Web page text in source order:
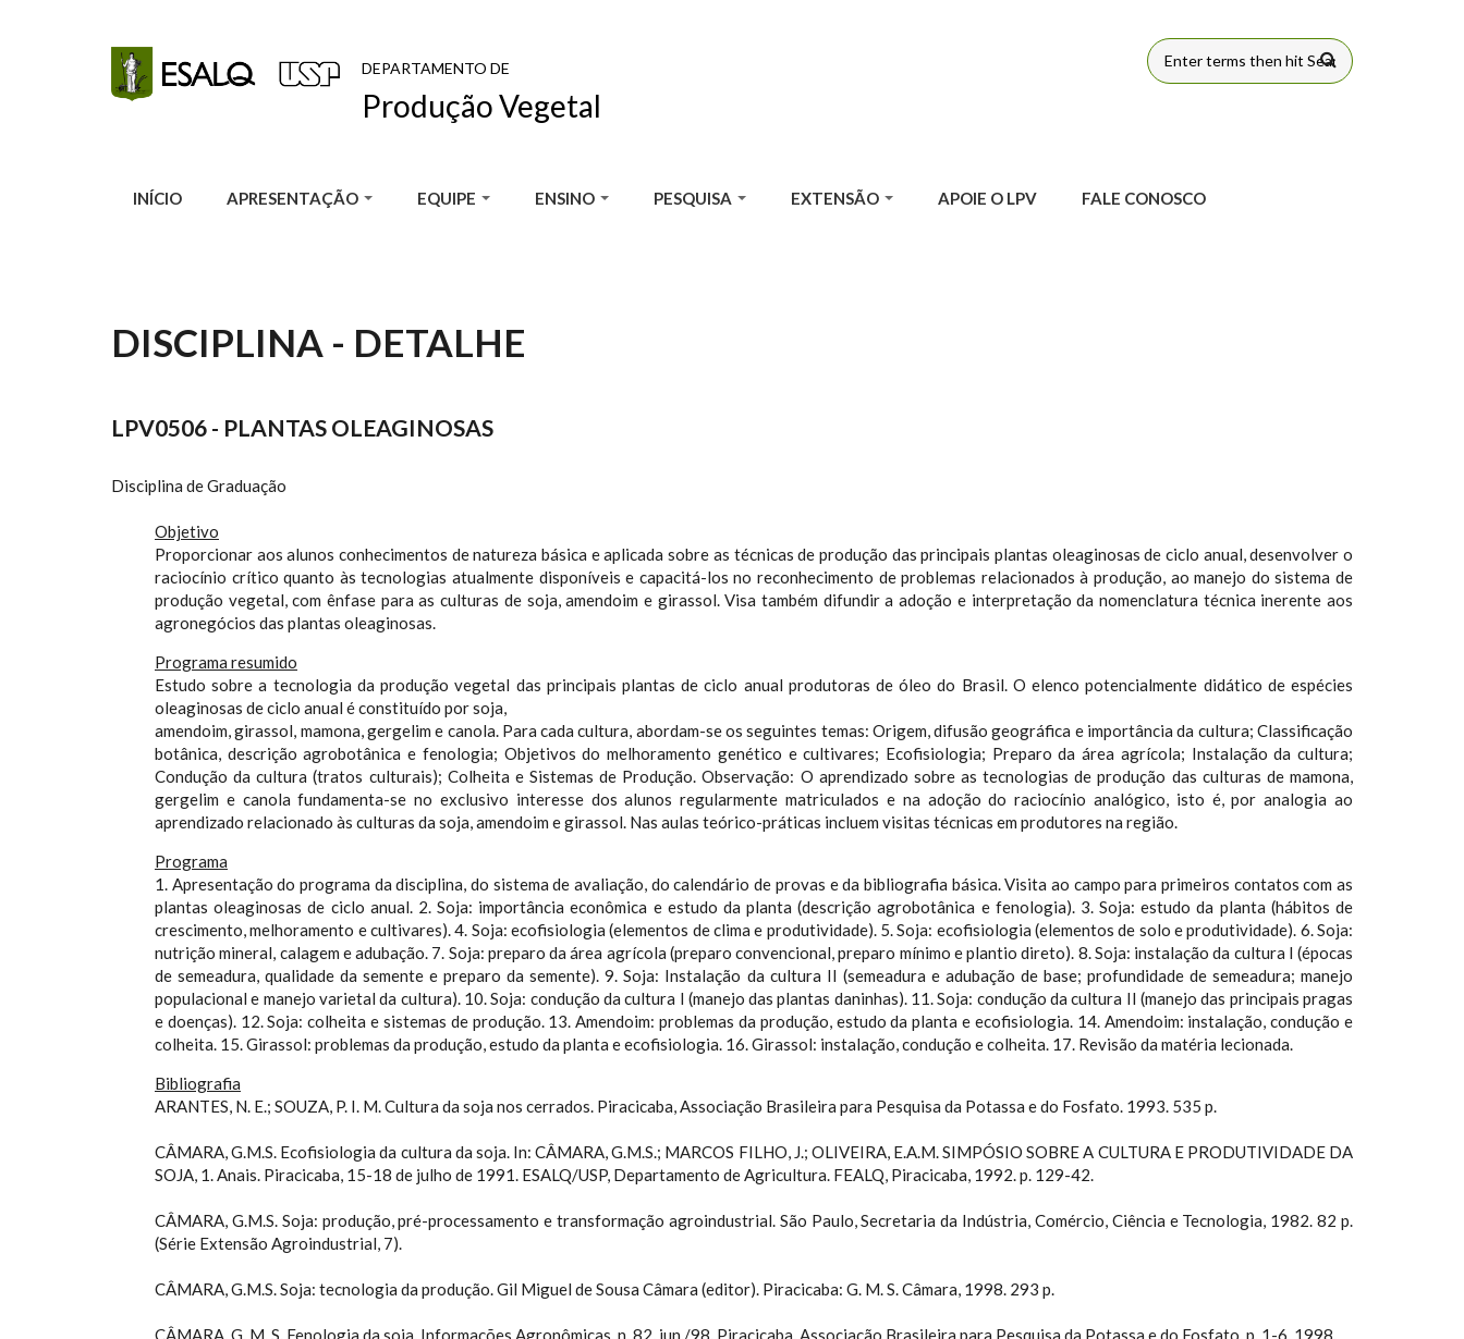
DEPARTAMENTO DE
Produção Vegetal
FORMULÁRIO
INÍCIO APRESENTAÇÃO EQUIPE ENSINO PESQUISA EXTENSÃO APOIE O LPV FALE CONOSCO
DISCIPLINA - DETALHE
LPV0506 - PLANTAS OLEAGINOSAS
Disciplina de Graduação
Objetivo
Proporcionar aos alunos conhecimentos de natureza básica e aplicada sobre as técnicas de produção das principais plantas oleaginosas de ciclo anual, desenvolver o
raciocínio crítico quanto às tecnologias atualmente disponíveis e capacitá-los no reconhecimento de problemas relacionados à produção, ao manejo do sistema de
produção vegetal, com ênfase para as culturas de soja, amendoim e girassol. Visa também difundir a adoção e interpretação da nomenclatura técnica inerente aos
agronegócios das plantas oleaginosas.
Programa resumido
Estudo sobre a tecnologia da produção vegetal das principais plantas de ciclo anual produtoras de óleo do Brasil. O elenco potencialmente didático de espécies
oleaginosas de ciclo anual é constituído por soja,
amendoim, girassol, mamona, gergelim e canola. Para cada cultura, abordam-se os seguintes temas: Origem, difusão geográfica e importância da cultura; Classificação
botânica, descrição agrobotânica e fenologia; Objetivos do melhoramento genético e cultivares; Ecofisiologia; Preparo da área agrícola; Instalação da cultura;
Condução da cultura (tratos culturais); Colheita e Sistemas de Produção. Observação: O aprendizado sobre as tecnologias de produção das culturas de mamona,
gergelim e canola fundamenta-se no exclusivo interesse dos alunos regularmente matriculados e na adoção do raciocínio analógico, isto é, por analogia ao
aprendizado relacionado às culturas da soja, amendoim e girassol. Nas aulas teórico-práticas incluem visitas técnicas em produtores na região.
Programa
1. Apresentação do programa da disciplina, do sistema de avaliação, do calendário de provas e da bibliografia básica. Visita ao campo para primeiros contatos com as
plantas oleaginosas de ciclo anual. 2. Soja: importância econômica e estudo da planta (descrição agrobotânica e fenologia). 3. Soja: estudo da planta (hábitos de
crescimento, melhoramento e cultivares). 4. Soja: ecofisiologia (elementos de clima e produtividade). 5. Soja: ecofisiologia (elementos de solo e produtividade). 6. Soja:
nutrição mineral, calagem e adubação. 7. Soja: preparo da área agrícola (preparo convencional, preparo mínimo e plantio direto). 8. Soja: instalação da cultura I (épocas
de semeadura, qualidade da semente e preparo da semente). 9. Soja: Instalação da cultura II (semeadura e adubação de base; profundidade de semeadura; manejo
populacional e manejo varietal da cultura). 10. Soja: condução da cultura I (manejo das plantas daninhas). 11. Soja: condução da cultura II (manejo das principais pragas
e doenças). 12. Soja: colheita e sistemas de produção. 13. Amendoim: problemas da produção, estudo da planta e ecofisiologia. 14. Amendoim: instalação, condução e
colheita. 15. Girassol: problemas da produção, estudo da planta e ecofisiologia. 16. Girassol: instalação, condução e colheita. 17. Revisão da matéria lecionada.
Bibliografia
ARANTES, N. E.; SOUZA, P. I. M. Cultura da soja nos cerrados. Piracicaba, Associação Brasileira para Pesquisa da Potassa e do Fosfato. 1993. 535 p.
CÂMARA, G.M.S. Ecofisiologia da cultura da soja. In: CÂMARA, G.M.S.; MARCOS FILHO, J.; OLIVEIRA, E.A.M. SIMPÓSIO SOBRE A CULTURA E PRODUTIVIDADE DA
SOJA, 1. Anais. Piracicaba, 15-18 de julho de 1991. ESALQ/USP, Departamento de Agricultura. FEALQ, Piracicaba, 1992. p. 129-42.
CÂMARA, G.M.S. Soja: produção, pré-processamento e transformação agroindustrial. São Paulo, Secretaria da Indústria, Comércio, Ciência e Tecnologia, 1982. 82 p.
(Série Extensão Agroindustrial, 7).
CÂMARA, G.M.S. Soja: tecnologia da produção. Gil Miguel de Sousa Câmara (editor). Piracicaba: G. M. S. Câmara, 1998. 293 p.
CÂMARA, G. M. S. Fenologia da soja. Informações Agronômicas, n. 82, jun./98. Piracicaba, Associação Brasileira para Pesquisa da Potassa e do Fosfato. p. 1-6. 1998.